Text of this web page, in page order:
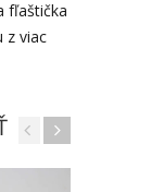
fľaštička
z viac